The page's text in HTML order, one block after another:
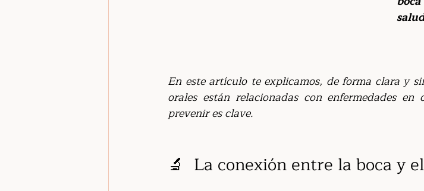
En este artículo te explicamos, de forma clara y
orales están relacionadas con enfermedades
prevenir es clave.
🔬  La conexión entre la boca y